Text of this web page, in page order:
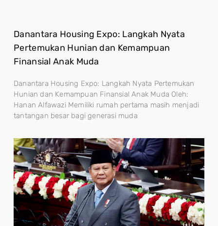
Danantara Housing Expo: Langkah Nyata
Pertemukan Hunian dan Kemampuan
Finansial Anak Muda
Danantara Housing Expo: Langkah Nyata Pertemukan
Hunian dan Kemampuan Finansial Anak Muda Oleh:
Hanan Alfawazi Memiliki rumah pertama masih menjadi
tantangan besar bagi generasi muda